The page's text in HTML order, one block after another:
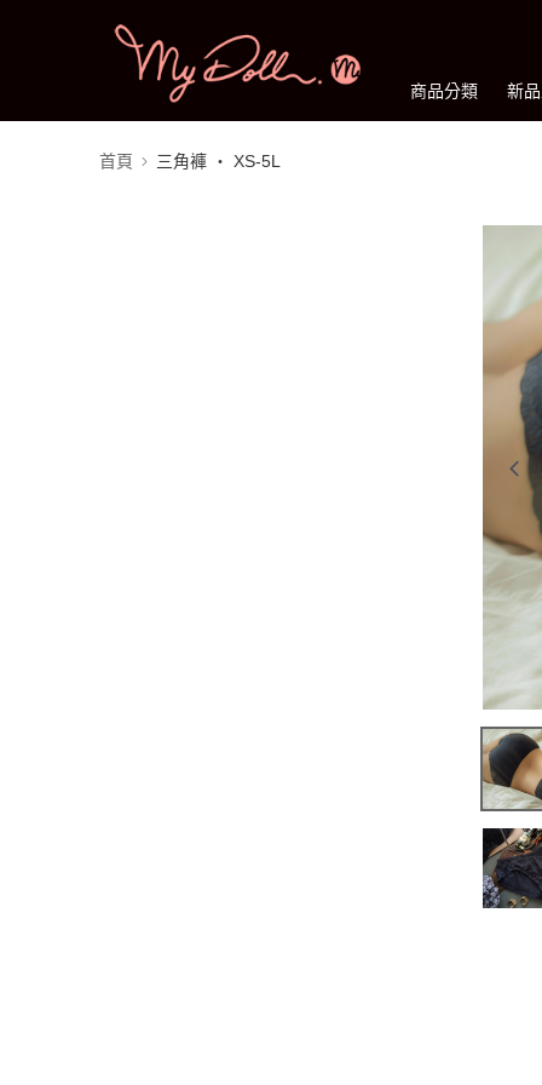
商品分類 新
首頁 三角褲 ‧ XS-5L